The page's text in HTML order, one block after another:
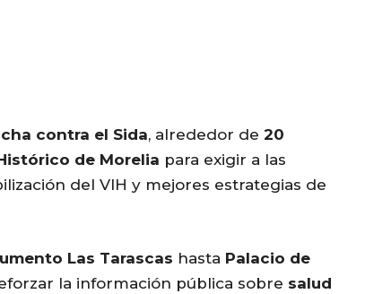
contra el Sida, alrededor de 20
de Morelia para exigir a las
del VIH y mejores estrategias de
Las Tarascas hasta Palacio de
la información pública sobre salud